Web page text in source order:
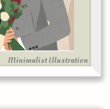
Minimalist Illustration